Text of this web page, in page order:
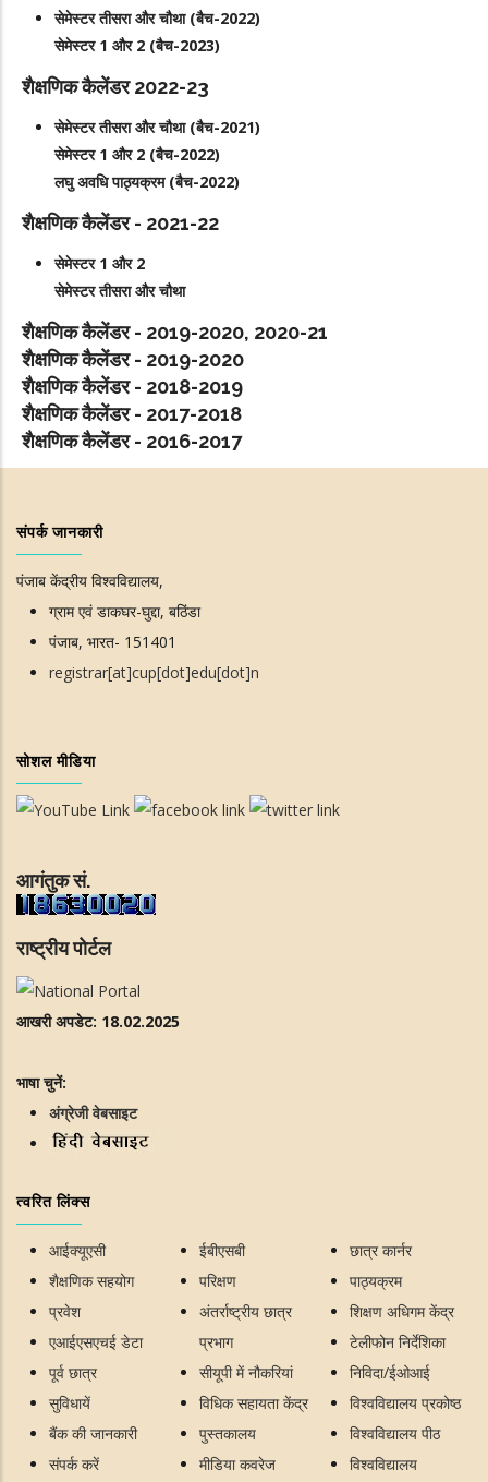
सेमेस्टर तीसरा और चौथा (बैच-2022)
सेमेस्टर 1 और 2 (बैच-2023)
शैक्षणिक कैलेंडर 2022-23
सेमेस्टर तीसरा और चौथा (बैच-2021)
सेमेस्टर 1 और 2 (बैच-2022)
लघु अवधि पाठ्यक्रम (बैच-2022)
शैक्षणिक कैलेंडर - 2021-22
सेमेस्टर 1 और 2
सेमेस्टर तीसरा और चौथा
शैक्षणिक कैलेंडर - 2019-2020, 2020-21
शैक्षणिक कैलेंडर - 2019-2020
शैक्षणिक कैलेंडर - 2018-2019
शैक्षणिक कैलेंडर - 2017-2018
शैक्षणिक कैलेंडर - 2016-2017
संपर्क जानकारी
पंजाब केंद्रीय विश्वविद्यालय,
ग्राम एवं डाकघर-घुद्दा, बठिंडा
पंजाब, भारत- 151401
registrar[at]cup[dot]edu[dot]n
सोशल मीडिया
आगंतुक सं.
राष्ट्रीय पोर्टल
आखरी अपडेट: 18.02.2025
भाषा चुनें:
अंग्रेजी वेबसाइट
त्वरित लिंक्स
आईक्यूएसी
शैक्षणिक सहयोग
प्रवेश
एआईएसएचई डेटा
पूर्व छात्र
सुविधायें
बैंक की जानकारी
संपर्क करें
ईबीएसबी
परिक्षण
अंतर्राष्ट्रीय छात्र
प्रभाग
सीयूपी में नौकरियां
विधिक सहायता केंद्र
पुस्तकालय
मीडिया कवरेज
छात्र कार्नर
पाठ्यक्रम
शिक्षण अधिगम केंद्र
टेलीफोन निर्देशिका
निविदा/ईओआई
विश्वविद्यालय प्रकोष्ठ
विश्वविद्यालय पीठ
विश्वविद्यालय